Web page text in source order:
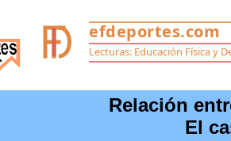
Relación
El